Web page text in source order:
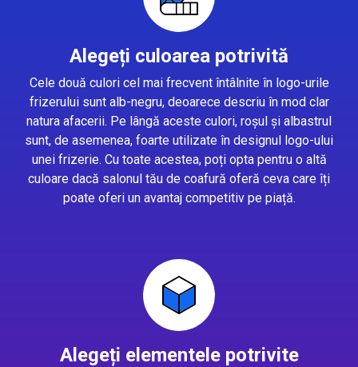
Alegeți culoarea potrivită
Cele două culori cel mai frecvent întâlnite în logo-urile
frizerului sunt alb-negru, deoarece descriu în mod clar
natura afacerii. Pe lângă aceste culori, roșul și albastrul
sunt, de asemenea, foarte utilizate în designul logo-ului
unei frizerie. Cu toate acestea, poți opta pentru o altă
culoare dacă salonul tău de coafură oferă ceva care îți
poate oferi un avantaj competitiv pe piață.
Alegeți elementele potrivite